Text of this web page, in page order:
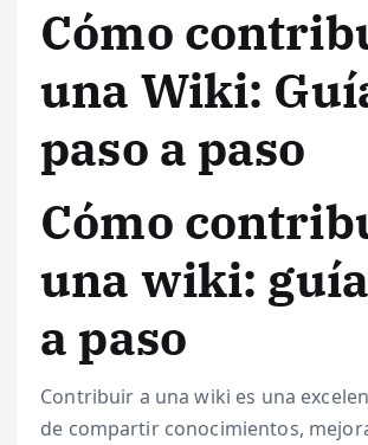
Cómo
una Wiki:
paso a paso
Cómo
una wiki:
a paso
Contribuir a una wiki es una
de compartir conocimientos,